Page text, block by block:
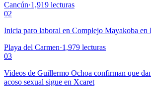
Cancún·1,919 lecturas
02
Inicia paro laboral en Complejo Mayakoba en
Playa del Carmen·1,979 lecturas
03
Videos de Guillermo Ochoa confirman que
acoso sexual sigue en Xcaret